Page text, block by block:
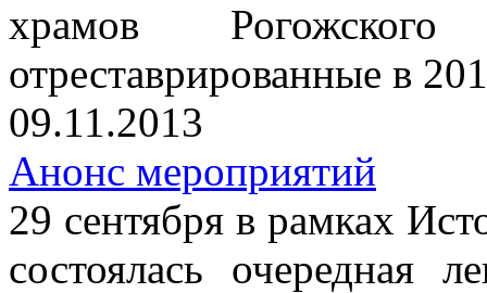
храмов
отреставрированные в
09.11.2013
Анонс мероприятий
29 сентября в рамках
состоялась очередная